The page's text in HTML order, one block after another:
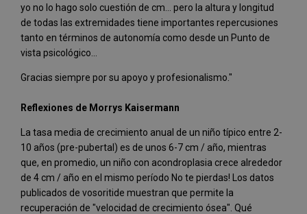
yo no lo hago solo cuestión de cm... pero la altura y longitud
de todas las extremidades tiene importantes repercusiones
tanto en términos de autonomía como desde un Punto de
vista psicológico...
Gracias siempre por su apoyo y profesionalismo."
Reflexiones de Morrys Kaisermann
La tasa media de crecimiento anual de un niño típico entre 2-
10 años (pre-pubertal) es de unos 6-7 cm / año, mientras
que, en promedio, un niño con acondroplasia crece alrededor
de 4 cm / año en el mismo período No te pierdas! Los datos
publicados de vosoritide muestran que permite la
recuperación de "velocidad de crecimiento ósea". Qué